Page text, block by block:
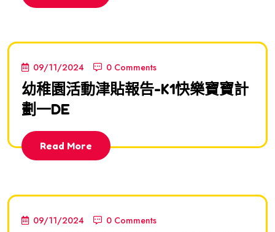
09/11/2024 0 Comments
幼稚園活動津貼報告-K1快樂寶寶計
劃一DE
Read More
09/11/2024 0 Comments